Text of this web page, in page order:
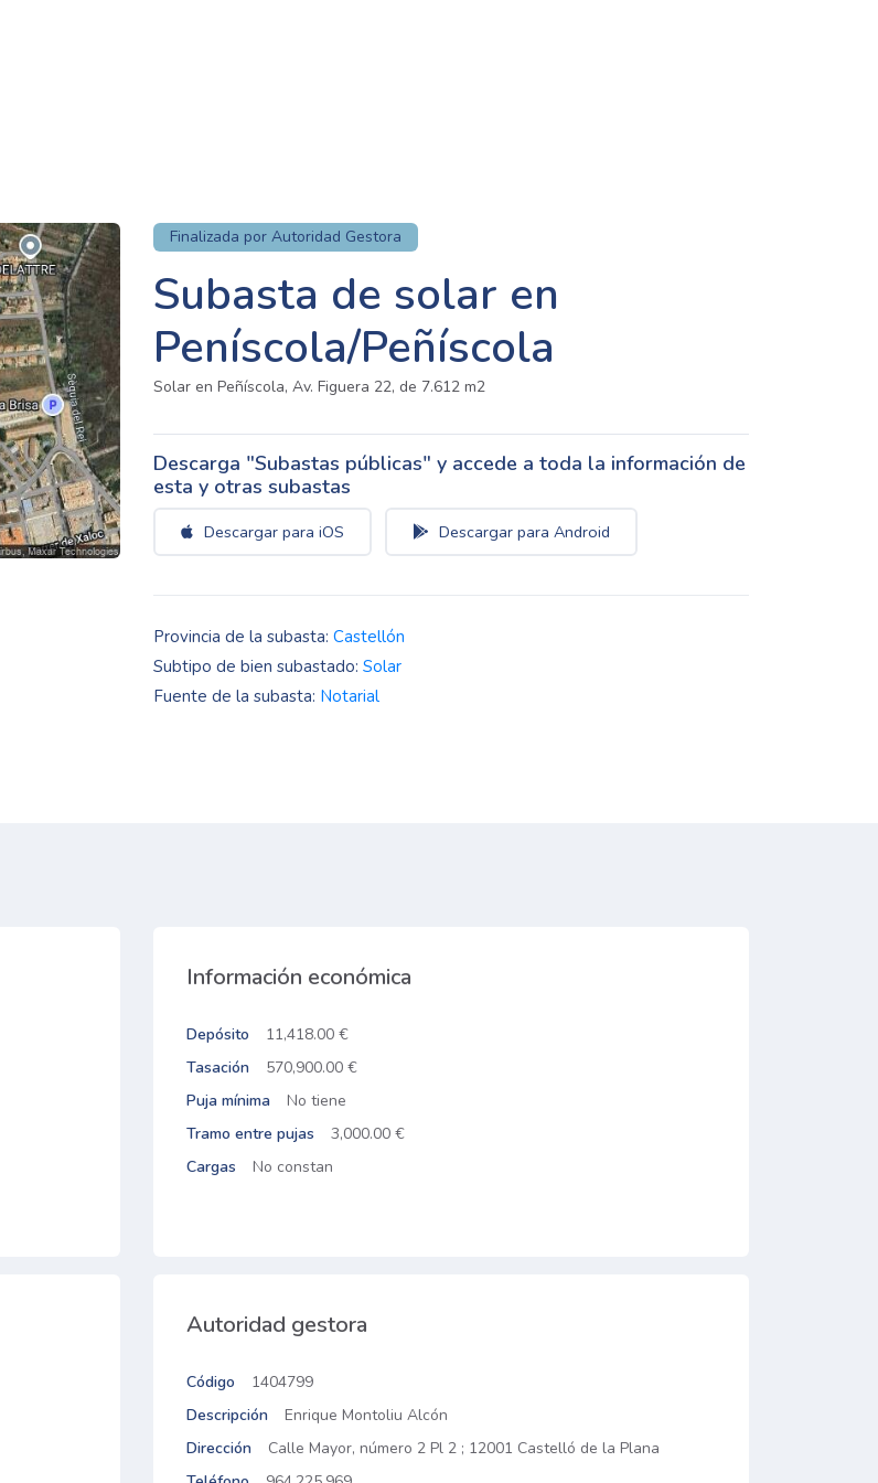
Finalizada por Autoridad Gestora
Subasta de solar en
Peníscola/Peñíscola
Solar en Peñíscola, Av. Figuera 22, de 7.612 m2
Descarga "Subastas públicas" y accede a toda la información de
esta y otras subastas
Descargar para iOS Descargar para Android
Provincia de la subasta: Castellón
Subtipo de bien subastado: Solar
Fuente de la subasta: Notarial
Información económica
Depósito
11,418.00 €
Tasación
570,900.00 €
Puja mínima
No tiene
Tramo entre pujas
3,000.00 €
Cargas
No constan
Autoridad gestora
Código
1404799
Descripción
Enrique Montoliu Alcón
Dirección
Calle Mayor, número 2 Pl 2 ; 12001 Castelló de la Plana